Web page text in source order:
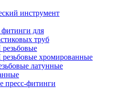
инструмент
для
труб
хромированные
латунные
пресс-фитинги